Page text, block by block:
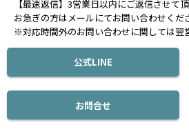
【最速返信】3営業日以内にご返信させて頂
お急ぎの方はメールにてお問い合わせくだ
※対応時間外のお問い合わせに関しては翌
公式LINE
お問合せ